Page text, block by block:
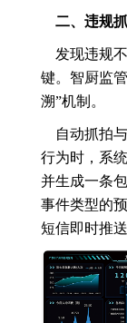
二、违规
发现违规
键。智厨监
溯”机制。
自动抓拍
行为时，系
并生成一条
事件类型的
短信即时推